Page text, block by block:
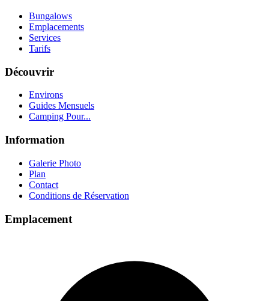
Bungalows
Emplacements
Services
Tarifs
Découvrir
Environs
Guides Mensuels
Camping Pour...
Information
Galerie Photo
Plan
Contact
Conditions de Réservation
Emplacement